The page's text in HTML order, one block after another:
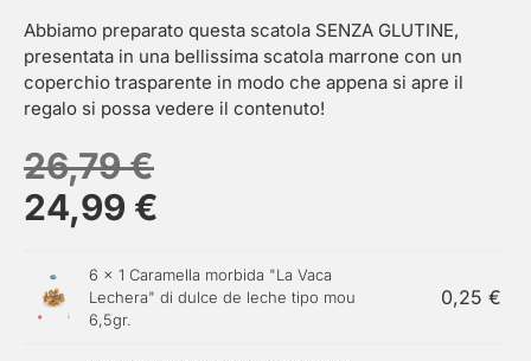
Abbiamo preparato questa scatola SENZA GLUTINE,
presentata in una bellissima scatola marrone con un
coperchio trasparente in modo che appena si apre il
regalo si possa vedere il contenuto!
26,79€
24,99 €
6 × 1 Caramella morbida "La Vaca
Lechera" di dulce de leche tipo mou
6,5gr.
0,25 €